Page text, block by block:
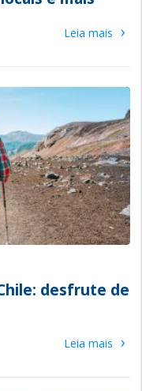
Leia mais ›
desfrute de
Leia mais ›